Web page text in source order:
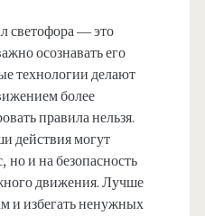
светофора — это
осознавать его
технологии делают
более
правила нельзя.
действия могут
но и на безопасность
движения. Лучше
и избегать ненужных